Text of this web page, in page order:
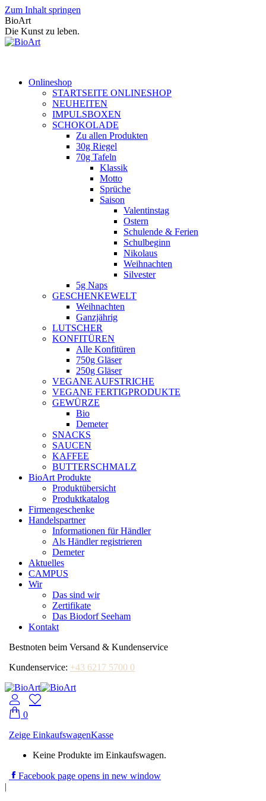
Zum Inhalt springen
BioArt
Die Kunst zu leben.
Onlineshop
STARTSEITE ONLINESHOP
NEUHEITEN
IMPULSBOXEN
SCHOKOLADE
Zu allen Produkten
30g Riegel
70g Tafeln
Klassik
Motto
Sprüche
Saison
Valentinstag
Ostern
Schulende & Ferien
Schulbeginn
Nikolaus
Weihnachten
Silvester
5g Naps
GESCHENKEWELT
Weihnachten
Ganzjährig
LUTSCHER
KONFITÜREN
Alle Konfitüren
750g Gläser
250g Gläser
VEGANE AUFSTRICHE
VEGANE FERTIGPRODUKTE
GEWÜRZE
Bio
Demeter
SNACKS
SAUCEN
KAFFEE
BUTTERSCHMALZ
BioArt Produkte
Produktübersicht
Produktkatalog
Firmengeschenke
Handelspartner
Informationen für Händler
Als Händler registrieren
Demeter
Aktuelles
CAMPUS
Wir
Das sind wir
Zertifikate
Das Biodorf Seeham
Kontakt
Bestnoten beim Versand & Kundenservice
Kundenservice: +43 6217 5700 0
0
Zeige EinkaufswagenKasse
Keine Produkte im Einkaufswagen.
Facebook page opens in new window
|